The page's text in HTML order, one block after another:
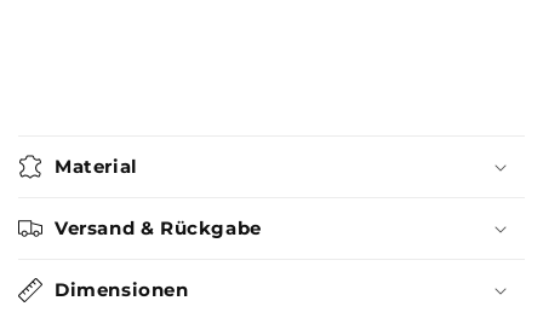
Material
Versand & Rückgabe
Dimensionen